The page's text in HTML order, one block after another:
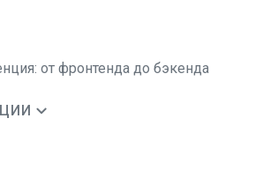
от фронтенда до бэкенда